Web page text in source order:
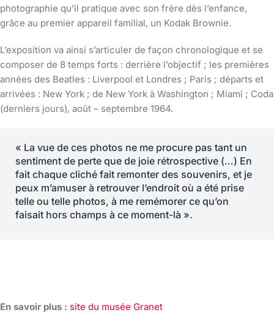
photographie qu’il pratique avec son frère dès l’enfance,
grâce au premier appareil familial, un Kodak Brownie.
L’exposition va ainsi s’articuler de façon chronologique et se
composer de 8 temps forts : derrière l’objectif ; les premières
années des Beatles : Liverpool et Londres ; Paris ; départs et
arrivées : New York ; de New York à Washington ; Miami ; Coda
(derniers jours), août – septembre 1964.
« La vue de ces photos ne me procure pas tant un
sentiment de perte que de joie rétrospective (…) En
fait chaque cliché fait remonter des souvenirs, et je
peux m’amuser à retrouver l’endroit où a été prise
telle ou telle photos, à me remémorer ce qu’on
faisait hors champs à ce moment-là ».
En savoir plus : site du musée Granet